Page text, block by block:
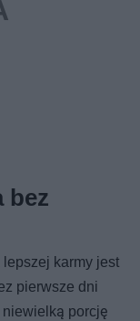
bez
karmy jest
pierwsze dni
porcję